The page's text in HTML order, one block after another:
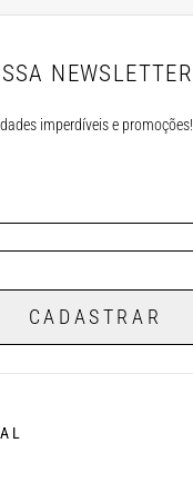
NEWSLETTER
imperdíveis e promoções!
CADASTRAR